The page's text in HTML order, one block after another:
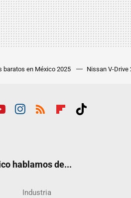
baratos en México 2025 Nissan V-Drive
hablamos de...
Industria